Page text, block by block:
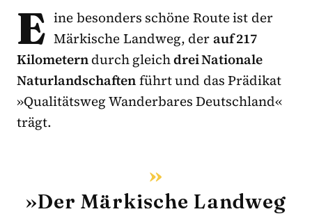
E ine besonders schöne Route ist der
Märkische Landweg, derauf 217
Kilometerndurch gleichdrei Nationale
Naturlandschaftenführt und das Prädikat
»Qualitätsweg Wanderbares Deutschland«
trägt.
»Der Märkische Landweg